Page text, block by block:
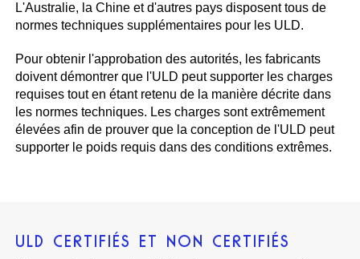
L'Australie, la Chine et d'autres pays disposent tous de
normes techniques supplémentaires pour les ULD.
Pour obtenir l'approbation des autorités, les fabricants
doivent démontrer que l'ULD peut supporter les charges
requises tout en étant retenu de la manière décrite dans
les normes techniques. Les charges sont extrêmement
élevées afin de prouver que la conception de l'ULD peut
supporter le poids requis dans des conditions extrêmes.
ULD CERTIFIÉS ET NON CERTIFIÉS